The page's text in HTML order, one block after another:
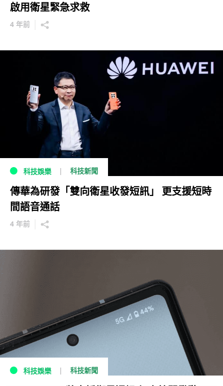
啟用衛星緊急求救
4 年前
科技娛樂 科技新聞
傳華為研發「雙向衛星收發短訊」 更支援短時
間語音通話
4 年前
科技娛樂 科技新聞